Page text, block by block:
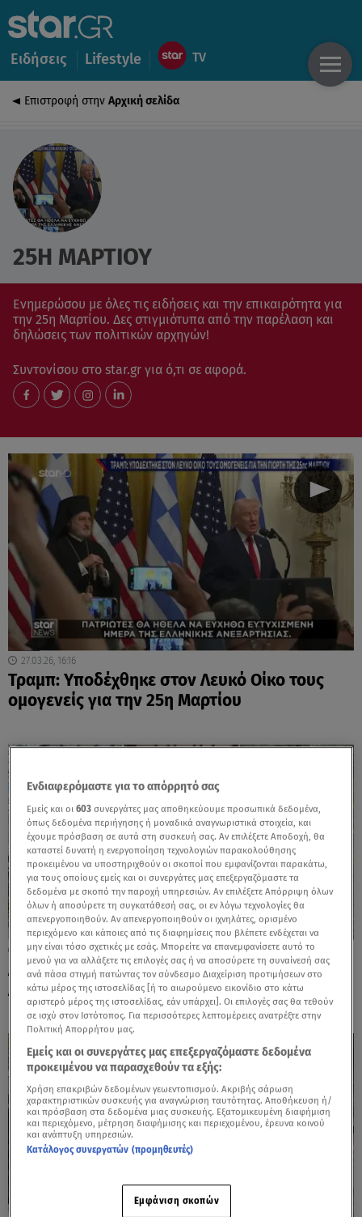
Ειδήσεις Lifestyle
Επιστροφή στην Αρχική σελίδα
25Η ΜΑΡΤΙΟΥ
Ενημερώσου με όλες τις ειδήσεις και την επικαιρότητα για
την 25η Μαρτίου. Δες στιγμιότυπα από την παρέλαση και
δηλώσεις των πολιτικών αρχηγών!
Συντονίσου στο star.gr για ό,τι σε αφορά.
27.03.26, 16:16
Τραμπ: Υποδέχθηκε στον Λευκό Οίκο τους
ομογενείς για την 25η Μαρτίου
26.03.26, 15:58
Λιάγκας - Αντωνά: Απόδραση στην ορεινή
Αρκαδία για την 25η Μαρτίου
Ενδιαφερόμαστε για το απόρρητό σας
Εμείς και οι603 συνεργάτες μας αποθηκεύουμε προσωπικά δεδομένα,
όπως δεδομένα περιήγησης ή μοναδικά αναγνωριστικά στοιχεία, και
έχουμε πρόσβαση σε αυτά στη συσκευή σας. Αν επιλέξετε Αποδοχή, θα
καταστεί δυνατή η ενεργοποίηση τεχνολογιών παρακολούθησης
προκειμένου να υποστηριχθούν οι σκοποί που εμφανίζονται παρακάτω,
για τους οποίους εμείς και οι συνεργάτες μας επεξεργαζόμαστε τα
δεδομένα με σκοπό την παροχή υπηρεσιών. Αν επιλέξετε Απόρριψη όλων
όλων ή αποσύρετε τη συγκατάθεσή σας, οι εν λόγω τεχνολογίες θα
απενεργοποιηθούν. Αν απενεργοποιηθούν οι ιχνηλάτες, ορισμένο
περιεχόμενο και κάποιες από τις διαφημίσεις που βλέπετε ενδέχεται να
μην είναι τόσο σχετικές με εσάς. Μπορείτε να επανεμφανίσετε αυτό το
μενού για να αλλάξετε τις επιλογές σας ή να αποσύρετε τη συναίνεσή σας
ανά πάσα στιγμή πατώντας τον σύνδεσμο Διαχείριση προτιμήσεων στο
κάτω μέρος της ιστοσελίδας [ή το αιωρούμενο εικονίδιο στο κάτω
αριστερό μέρος της ιστοσελίδας, εάν υπάρχει]. Οι επιλογές σας θα τεθούν
σε ισχύ στον Ιστότοπος. Για περισσότερες λεπτομέρειες ανατρέξτε στην
Πολιτική Απορρήτου μας.
Εμείς και οι συνεργάτες μας επεξεργαζόμαστε δεδομένα
προκειμένου να παρασχεθούν τα εξής:
Χρήση επακριβών δεδομένων γεωεντοπισμού. Ακριβής σάρωση
χαρακτηριστικών συσκευής για αναγνώριση ταυτότητας. Αποθήκευση ή/
και πρόσβαση στα δεδομένα μιας συσκευής. Εξατομικευμένη διαφήμιση
και περιεχόμενο, μέτρηση διαφήμισης και περιεχομένου, έρευνα κοινού
και ανάπτυξη υπηρεσιών.
Κατάλογος συνεργατών (προμηθευτές)
Εμφάνιση σκοπών